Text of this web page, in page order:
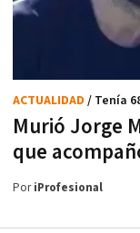
Murió Jorge
que
ACTUALIDAD / Tenía
PoriProfesional